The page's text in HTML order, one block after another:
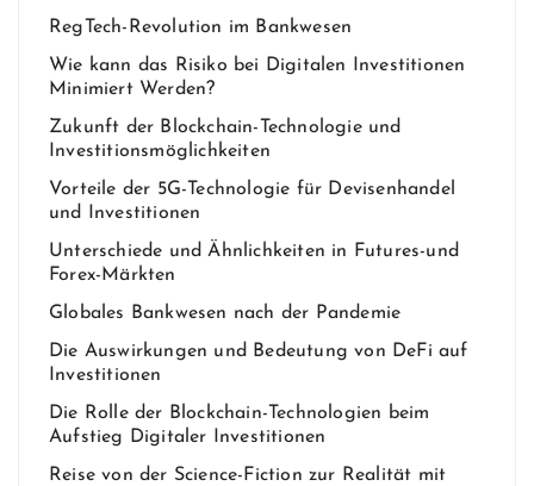
RegTech-Revolution im Bankwesen
Wie kann das Risiko bei Digitalen Investitionen
Minimiert Werden?
Zukunft der Blockchain-Technologie und
Investitionsmöglichkeiten
Vorteile der 5G-Technologie für Devisenhandel
und Investitionen
Unterschiede und Ähnlichkeiten in Futures-und
Forex-Märkten
Globales Bankwesen nach der Pandemie
Die Auswirkungen und Bedeutung von DeFi auf
Investitionen
Die Rolle der Blockchain-Technologien beim
Aufstieg Digitaler Investitionen
Reise von der Science-Fiction zur Realität mit